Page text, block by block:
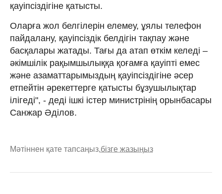
қауіпсіздігіне қатысты.
Оларға жол белгілерін елемеу, ұялы телефон
пайдалану, қауіпсіздік белдігін тақпау және
басқалары жатады. Тағы да атап өткім келеді –
әкімшілік рақымшылыққа қоғамға қауіпті емес
және азаматтарымыздың қауіпсіздігіне әсер
етпейтін әрекеттерге қатысты бұзушылықтар
ілігеді", - деді ішкі істер министрінің орынбасары
Санжар Әділов.
Мәтіннен қате тапсаңыз,бізге жазыңыз